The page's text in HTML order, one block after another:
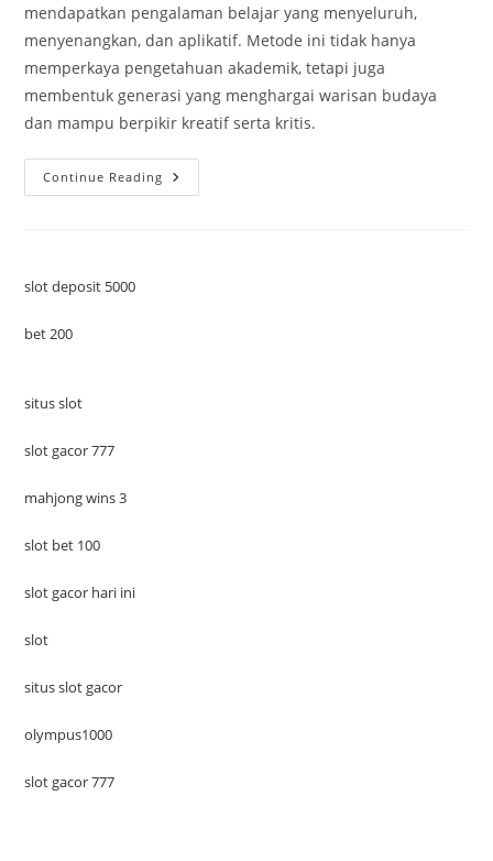
mendapatkan pengalaman belajar yang menyeluruh,
menyenangkan, dan aplikatif. Metode ini tidak hanya
memperkaya pengetahuan akademik, tetapi juga
membentuk generasi yang menghargai warisan budaya
dan mampu berpikir kreatif serta kritis.
Continue Reading Pendidikan
Melalui
slot deposit 5000
bet 200
situs slot
slot gacor 777
mahjong wins 3
slot bet 100
slot gacor hari ini
slot
situs slot gacor
olympus1000
slot gacor 777